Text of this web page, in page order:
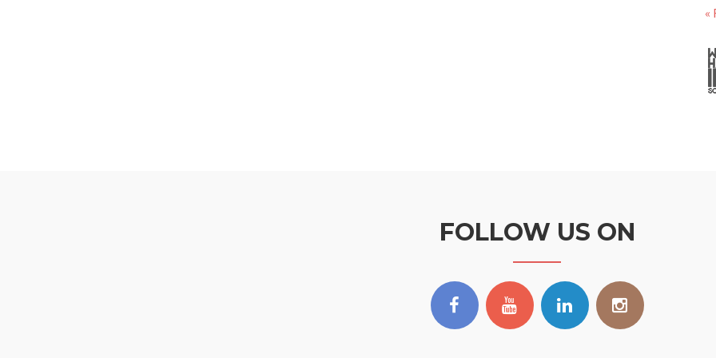
«
FOLLOW US ON